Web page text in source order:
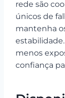
rede são
únicos de
mantenha
menos
confiança